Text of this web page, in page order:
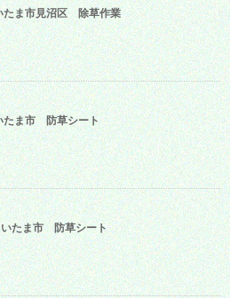
たま市見沼区 除草作業
たま市 防草シート
たま市 防草シート